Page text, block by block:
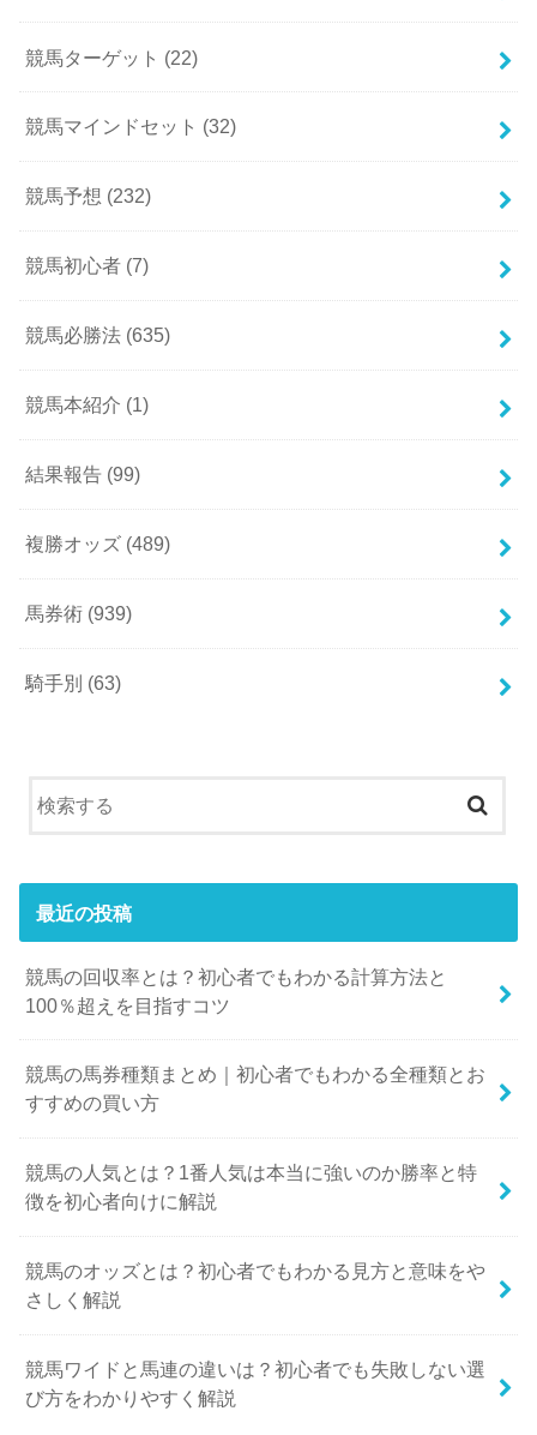
競馬ターゲット (22)
競馬マインドセット (32)
競馬予想 (232)
競馬初心者 (7)
競馬必勝法 (635)
競馬本紹介 (1)
結果報告 (99)
複勝オッズ (489)
馬券術 (939)
騎手別 (63)
最近の投稿
競馬の回収率とは？初心者でもわかる計算方法と
100％超えを目指すコツ
競馬の馬券種類まとめ｜初心者でもわかる全種類とお
すすめの買い方
競馬の人気とは？1番人気は本当に強いのか勝率と特
徴を初心者向けに解説
競馬のオッズとは？初心者でもわかる見方と意味をや
さしく解説
競馬ワイドと馬連の違いは？初心者でも失敗しない選
び方をわかりやすく解説